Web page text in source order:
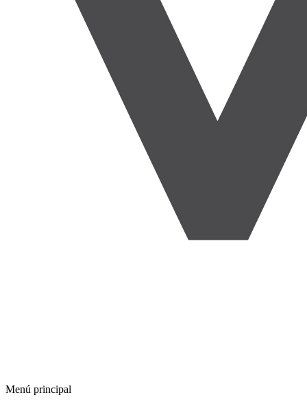
Menú principal